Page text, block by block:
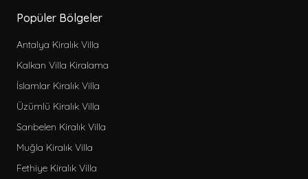
Sinema odası
Çift jakuzi
Sonsuzluk havuzu
Geniş havuz
Jeneratör
Şömine
Su Kaydırağı
Popüler Bölgeler
Antalya Kiralık Villa
Kalkan Villa Kiralama
İslamlar Kiralık Villa
Üzümlü Kiralık Villa
Sarıbelen Kiralık Villa
Muğla Kiralık Villa
Fethiye Kiralık Villa